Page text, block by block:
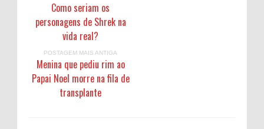
Como seriam os
personagens de Shrek na
vida real?
POSTAGEM MAIS ANTIGA
Menina que pediu rim ao
Papai Noel morre na fila de
transplante